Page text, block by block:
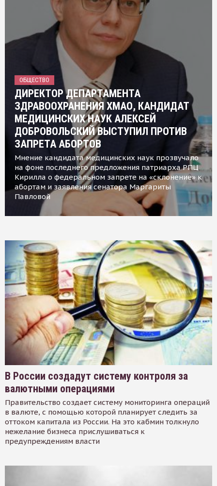
ОБЩЕСТВО
ДИРЕКТОР ДЕПАРТАМЕНТА
ЗДРАВООХРАНЕНИЯ ХМАО, КАНДИДАТ
МЕДИЦИНСКИХ НАУК АЛЕКСЕЙ
ДОБРОВОЛЬСКИЙ ВЫСТУПИЛ ПРОТИВ
ЗАПРЕТА АБОРТОВ
Мнение кандидата медицинских наук прозвучало
на фоне последнего предложения патриарха РПЦ
Кирилла о федеральном запрете на «склонение» к
абортам и заявления сенатора Маргариты
Павловой
В России создадут систему контроля за
валютными операциями
Правительство создает систему мониторинга операций
в валюте, с помощью которой планирует следить за
оттоком капитала из России. На это кабмин толкнуло
нежелание бизнеса прислушиваться к
предупреждениям власти